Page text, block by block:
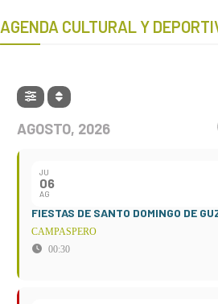
AGENDA CULTURAL Y
AGOSTO, 2026
JU
06
AG
FIESTAS DE SANTO DOMINGO DE
CAMPASPERO
00:30